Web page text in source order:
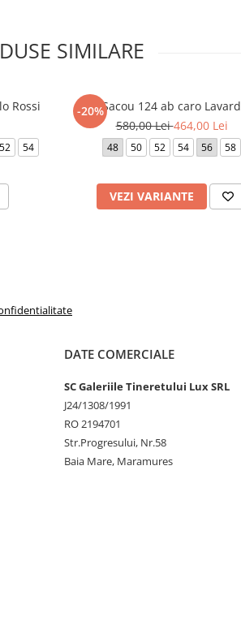
SIMILARE
Rossi
52
54
-20%Sacou 124 ab caro Lavard
580,00 Lei464,00 Lei
48 50 52 54 56 58
VEZI VARIANTE
DATE COMERCIALE
SC Galeriile Tineretului Lux SRL
J24/1308/1991
RO 2194701
Str.Progresului, Nr.58
Baia Mare, Maramures